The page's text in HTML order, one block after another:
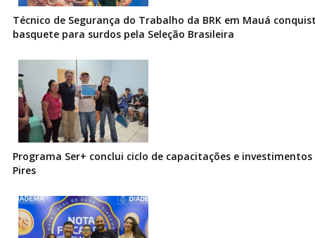
Técnico de Segurança do Trabalho da BRK em Mauá
basquete para surdos pela Seleção Brasileira
Programa Ser+ conclui ciclo de capacitações e
Pires